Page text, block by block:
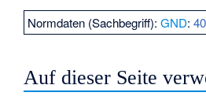
Normdaten (Sachbegriff):GND:
Auf dieser Seite